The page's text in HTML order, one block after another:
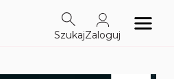
SzukajZaloguj